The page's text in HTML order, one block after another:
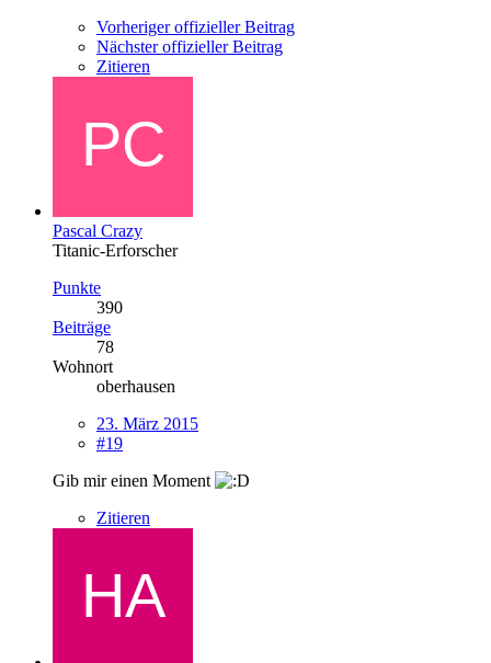
Vorheriger offizieller Beitrag
Nächster offizieller Beitrag
Zitieren
Pascal Crazy
Titanic-Erforscher
Punkte
390
Beiträge
78
Wohnort
oberhausen
23. März 2015
#19
Gib mir einen Moment
Zitieren